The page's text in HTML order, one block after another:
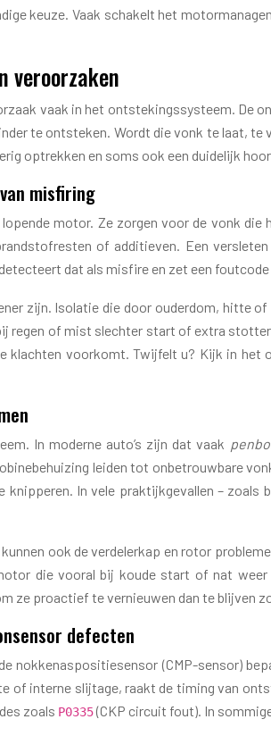
keuze. Vaak schakelt het
veroorzaken
vaak in het ontstekingssysteem.
te ontsteken. Wordt die vonk te laat,
optrekken en soms ook een duidelijk
misfiring
motor. Ze zorgen voor de vonk
of additieven. Een
dat als misfire en zet een
zijn. Isolatie die door ouderdom, hitte
regen of mist slechter start of extra
voorkomt. Twijfelt u? Kijk in
In moderne auto’s zijn dat vaak
leiden tot onbetrouwbare
In vele praktijkgevallen –
ook de verdelerkap en rotor
die vooral bij koude start of nat
ze proactief te vernieuwen dan te blijven
defecten
nokkenaspositiesensor (CMP-sensor)
of interne slijtage, raakt de timing van
zoals P0335(CKP circuit fout). In